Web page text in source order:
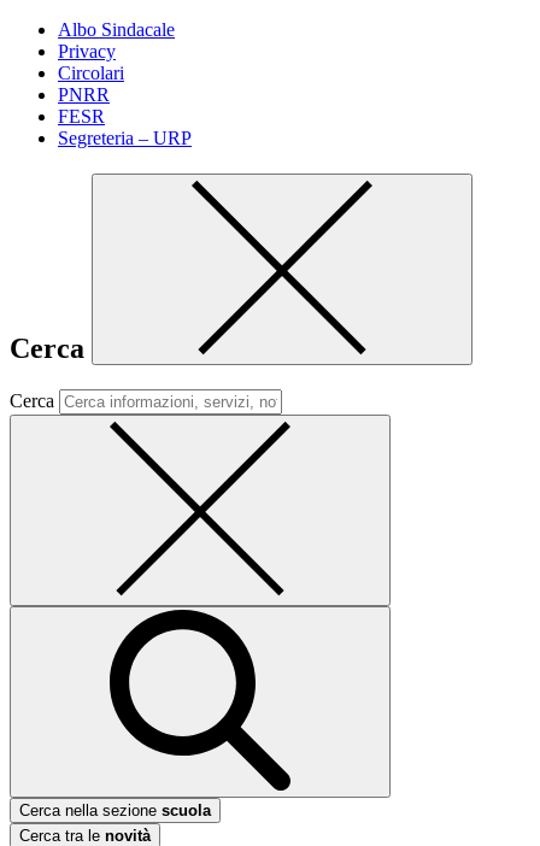
Albo Sindacale
Privacy
Circolari
PNRR
FESR
Segreteria – URP
Cerca
Cerca
Cerca nella sezione scuola
Cerca tra le novità